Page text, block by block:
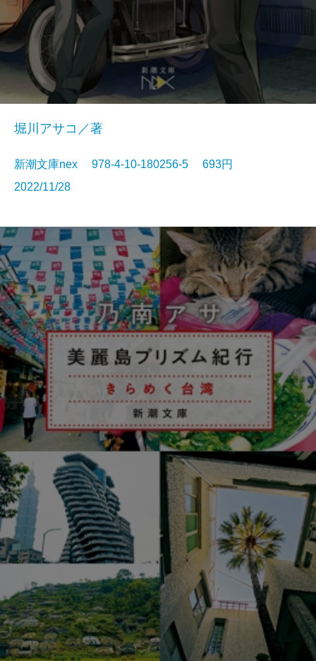
堀川アサコ／著
新潮文庫nex 978-4-10-180256-5 693円
2022/11/28